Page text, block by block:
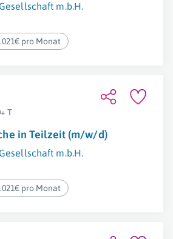
m.b.H.
pro Monat
T
in Teilzeit (m/w/d)
m.b.H.
pro Monat